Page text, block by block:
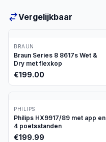
Vergelijkbaar
BRAUN
Braun Series 8 8617s Wet &
Dry met flexkop
€199.00
PHILIPS
Philips HX9917/89 met app en
4 poetsstanden
€199.99